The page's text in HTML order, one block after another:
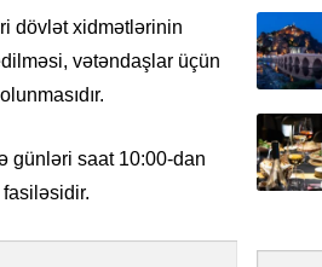
dövlət xidmətlərinin
vətəndaşlar üçün
günləri saat 10:00-dan
Yeni
ŞƏRH
Asiya